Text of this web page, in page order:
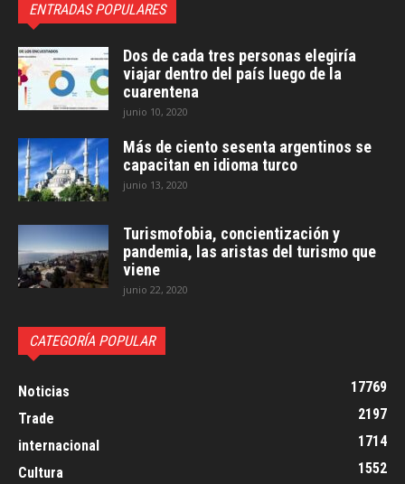
ENTRADAS POPULARES
Dos de cada tres personas elegiría
viajar dentro del país luego de la
cuarentena
junio 10, 2020
Más de ciento sesenta argentinos se
capacitan en idioma turco
junio 13, 2020
Turismofobia, concientización y
pandemia, las aristas del turismo que
viene
junio 22, 2020
CATEGORÍA POPULAR
Noticias
17769
Trade
2197
internacional
1714
Cultura
1552